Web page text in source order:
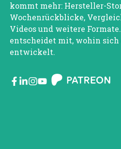
kommt mehr: Hersteller-
Wochenrückblicke,
Videos und weitere
entscheidet mit, wohin sich
entwickelt.